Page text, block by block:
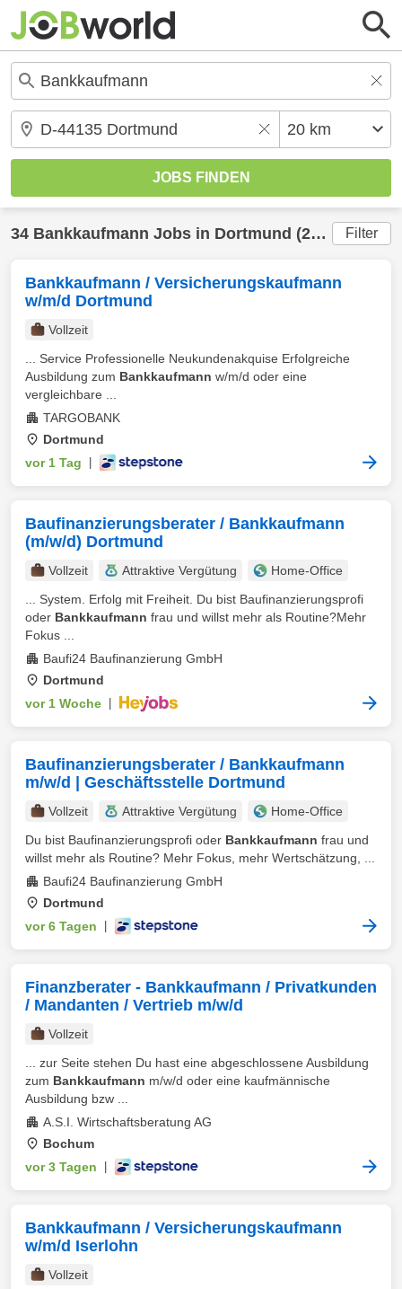
34 Bankkaufmann Jobs in Dortmund (20 km) gefunden Filter
Bankkaufmann / Versicherungskaufmann
w/m/d Dortmund
Vollzeit
... Service Professionelle Neukundenakquise Erfolgreiche
Ausbildung zum Bankkaufmann w/m/d oder eine
vergleichbare ...
TARGOBANK
Dortmund
vor 1 Tag
Baufinanzierungsberater / Bankkaufmann
(m/w/d) Dortmund
Vollzeit Attraktive Vergütung
Home-Office
... System. Erfolg mit Freiheit. Du bist Baufinanzierungsprofi
oder Bankkaufmann frau und willst mehr als Routine?Mehr
Fokus ...
Baufi24 Baufinanzierung GmbH
Dortmund
vor 1 Woche
Baufinanzierungsberater / Bankkaufmann
m/w/d | Geschäftsstelle Dortmund
Vollzeit Attraktive Vergütung
Home-Office
Du bist Baufinanzierungsprofi oder Bankkaufmann frau und
willst mehr als Routine? Mehr Fokus, mehr Wertschätzung, ...
Baufi24 Baufinanzierung GmbH
Dortmund
vor 6 Tagen
Finanzberater - Bankkaufmann / Privatkunden
/ Mandanten / Vertrieb m/w/d
Vollzeit
... zur Seite stehen Du hast eine abgeschlossene Ausbildung
zum Bankkaufmann m/w/d oder eine kaufmännische
Ausbildung bzw ...
A.S.I. Wirtschaftsberatung AG
Bochum
vor 3 Tagen
Bankkaufmann / Versicherungskaufmann
w/m/d Iserlohn
Vollzeit